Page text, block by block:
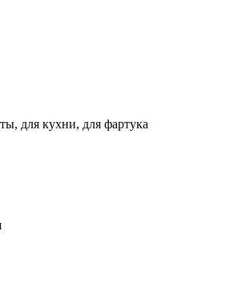
для кухни, для фартука